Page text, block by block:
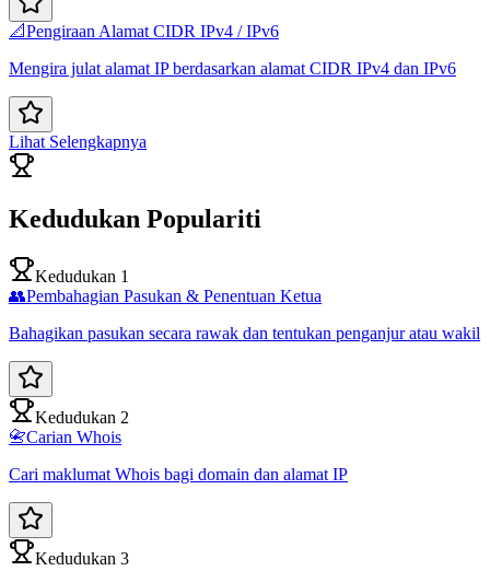
📐Pengiraan Alamat CIDR IPv4 / IPv6
Mengira julat alamat IP berdasarkan alamat CIDR IPv4 dan IPv6
Lihat Selengkapnya
Kedudukan Populariti
Kedudukan 1
👥Pembahagian Pasukan & Penentuan Ketua
Bahagikan pasukan secara rawak dan tentukan penganjur atau wakil
Kedudukan 2
📇Carian Whois
Cari maklumat Whois bagi domain dan alamat IP
Kedudukan 3